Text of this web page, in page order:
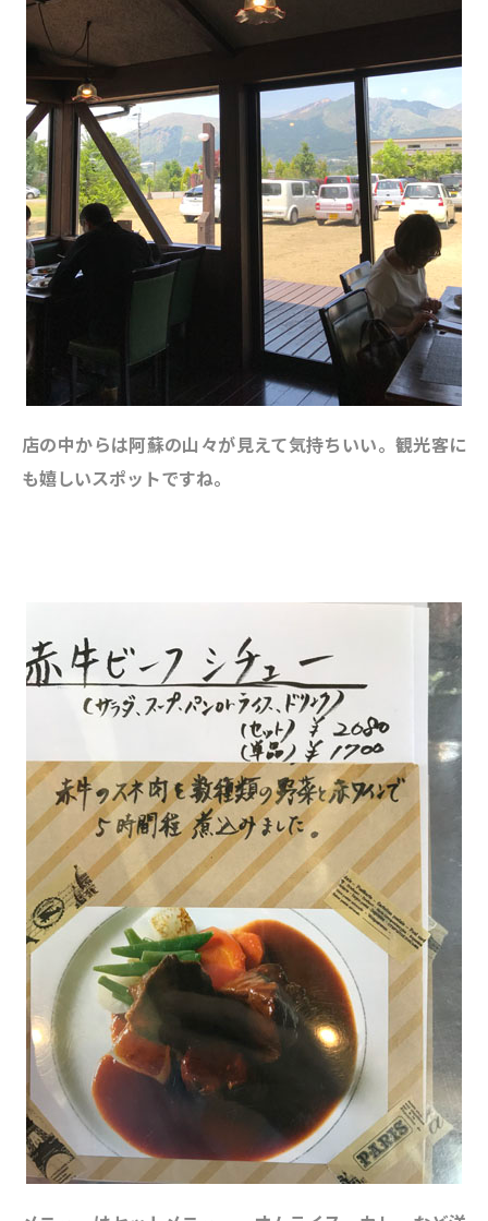
店の中からは阿蘇の山々が見えて気持ちいい。観光客に
も嬉しいスポットですね。